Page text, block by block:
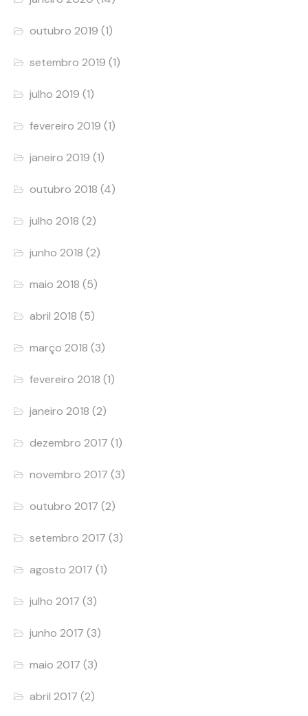
outubro 2019 (1)
setembro 2019 (1)
julho 2019 (1)
fevereiro 2019 (1)
janeiro 2019 (1)
outubro 2018 (4)
julho 2018 (2)
junho 2018 (2)
maio 2018 (5)
abril 2018 (5)
março 2018 (3)
fevereiro 2018 (1)
janeiro 2018 (2)
dezembro 2017 (1)
novembro 2017 (3)
outubro 2017 (2)
setembro 2017 (3)
agosto 2017 (1)
julho 2017 (3)
junho 2017 (3)
maio 2017 (3)
abril 2017 (2)